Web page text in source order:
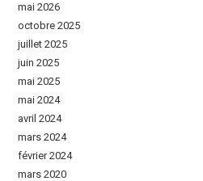
mai 2026
octobre 2025
juillet 2025
juin 2025
mai 2025
mai 2024
avril 2024
mars 2024
février 2024
mars 2020